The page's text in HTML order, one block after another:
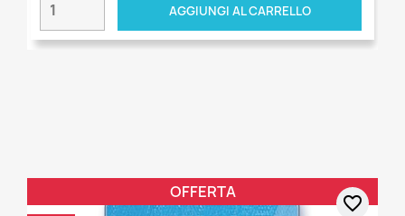
AGGIUNGI AL CARRELLO
OFFERTA
favorite_border